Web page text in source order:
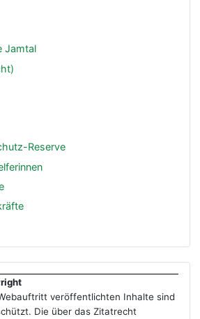
Jamtal
Reserve
veröffentlichten Inhalte sind
Die über das Zitatrecht